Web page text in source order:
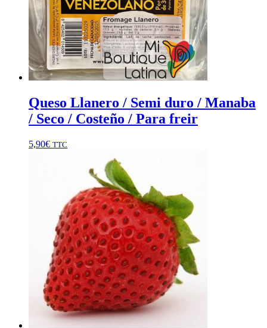
Queso Llanero / Semi duro / Manaba
/ Seco / Costeño / Para freir
5,90€ TTC